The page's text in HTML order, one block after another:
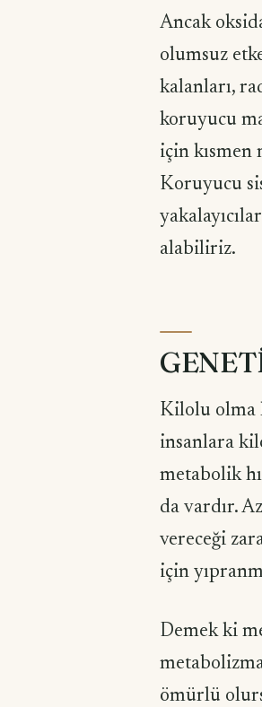
Ancak
olumsuz
kalanları,
koruyucu
için
Koruyucu
alabiliriz.
Kilolu olma
insanlara
metabolik
da vardır.
vereceği
için
Demek ki
ömürlü